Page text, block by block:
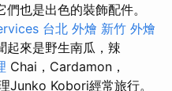
也是出色的裝飾配件。
台北 外燴 新竹 外燴
起來是野生南瓜，辣
Chai，Cardamon，
Junko Kobori經常旅行。